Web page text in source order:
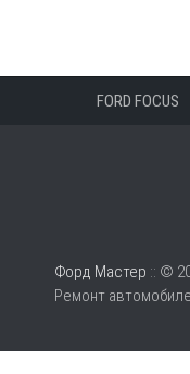
FORD FOCUS
Форд Мастер :: ©
Ремонт